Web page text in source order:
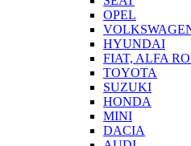
OPEL
HYUNDAI
FIAT, ALFA
TOYOTA
SUZUKI
HONDA
MINI
DACIA